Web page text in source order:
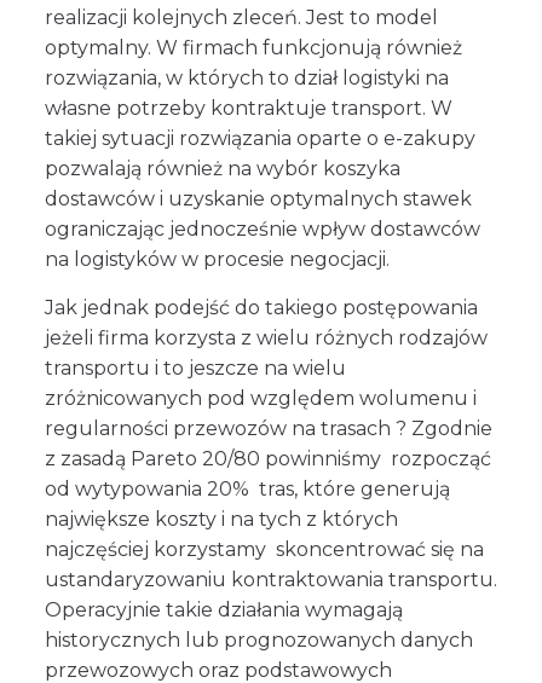
realizacji kolejnych zleceń. Jest to model
optymalny. W firmach funkcjonują również
rozwiązania, w których to dział logistyki na
własne potrzeby kontraktuje transport. W
takiej sytuacji rozwiązania oparte o e-zakupy
pozwalają również na wybór koszyka
dostawców i uzyskanie optymalnych stawek
ograniczając jednocześnie wpływ dostawców
na logistyków w procesie negocjacji.
Jak jednak podejść do takiego postępowania
jeżeli firma korzysta z wielu różnych rodzajów
transportu i to jeszcze na wielu
zróżnicowanych pod względem wolumenu i
regularności przewozów na trasach ? Zgodnie
z zasadą Pareto 20/80 powinniśmy rozpocząć
od wytypowania 20% tras, które generują
największe koszty i na tych z których
najczęściej korzystamy skoncentrować się na
ustandaryzowaniu kontraktowania transportu.
Operacyjnie takie działania wymagają
historycznych lub prognozowanych danych
przewozowych oraz podstawowych